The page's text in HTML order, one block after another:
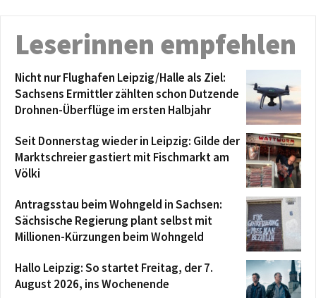
Leserinnen empfehlen
Nicht nur Flughafen Leipzig/Halle als Ziel:
Sachsens Ermittler zählten schon Dutzende
Drohnen-Überflüge im ersten Halbjahr
Seit Donnerstag wieder in Leipzig: Gilde der
Marktschreier gastiert mit Fischmarkt am
Völki
Antragsstau beim Wohngeld in Sachsen:
Sächsische Regierung plant selbst mit
Millionen-Kürzungen beim Wohngeld
Hallo Leipzig: So startet Freitag, der 7.
August 2026, ins Wochenende